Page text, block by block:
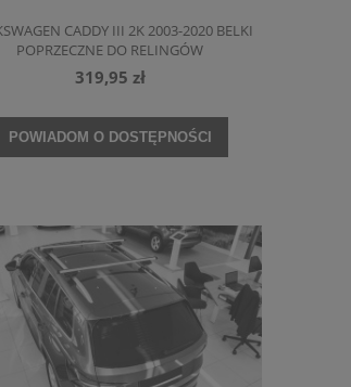
CADDY III 2K 2003-2020 BELKI
POPRZECZNE DO RELINGÓW
319,95 zł
POWIADOM O DOSTĘPNOŚCI